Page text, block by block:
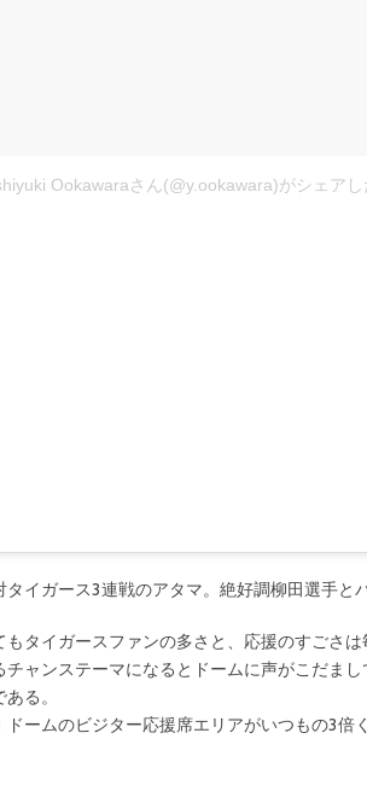
Ookawaraさん(@y.ookawara)がシェアし
イガース3連戦のアタマ。絶好調柳田選手と
タイガースファンの多さと、応援のすごさ
チャンステーマになるとドームに声がこだま
る。
ームのビジター応援席エリアがいつもの3倍